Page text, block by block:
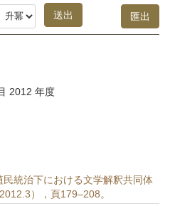
2012 年度
民統治下における文学解釈共同体
），頁179–208。